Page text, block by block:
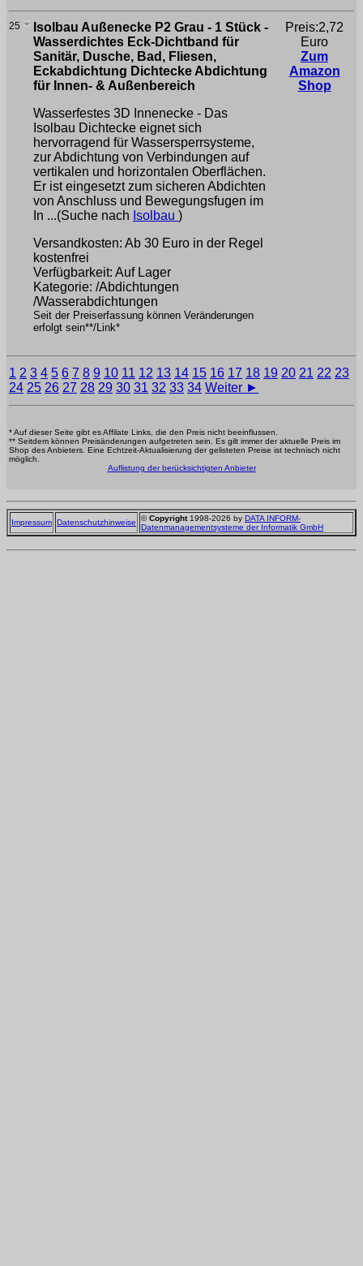
25
Isolbau Außenecke P2 Grau - 1 Stück -
Wasserdichtes Eck-Dichtband für
Sanitär, Dusche, Bad, Fliesen,
Eckabdichtung Dichtecke Abdichtung
für Innen- & Außenbereich
Wasserfestes 3D Innenecke - Das
Isolbau Dichtecke eignet sich
hervorragend für Wassersperrsysteme,
zur Abdichtung von Verbindungen auf
vertikalen und horizontalen Oberflächen.
Er ist eingesetzt zum sicheren Abdichten
von Anschluss und Bewegungsfugen im
In ...(Suche nach Isolbau )
Versandkosten: Ab 30 Euro in der Regel
kostenfrei
Verfügbarkeit: Auf Lager
Kategorie: /Abdichtungen
/Wasserabdichtungen
Seit der Preiserfassung können Veränderungen
erfolgt sein**/Link*
Preis:2,72
Euro
Zum
Amazon
Shop
1 2 3 4 5 6 7 8 9 10 11 12 13 14 15 16 17 18 19 20 21 22 23
24 25 26 27 28 29 30 31 32 33 34 Weiter ►
* Auf dieser Seite gibt es Affilate Links, die den Preis nicht beeinflussen.
** Seitdem können Preisänderungen aufgetreten sein. Es gilt immer der aktuelle Preis im
Shop des Anbieters. Eine Echtzeit-Aktualisierung der gelisteten Preise ist technisch nicht
möglich.
Auflistung der berücksichtigten Anbieter
Impressum Datenschutzhinweise ©Copyright1998-2026 by DATA INFORM-
Datenmanagementsysteme der Informatik GmbH